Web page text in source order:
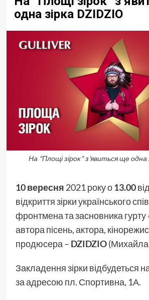
одна зірка DZIDZIO
На "Площі зірок" з'явиться ще одна
10 вересня 2021 року о13.00
відкриття зірки українського
фронтмена та засновника гурту
автора пісень, актора,
продюсера – DZIDZIO
Закладення зірки відбудеться
за адресою пл. Спортивна, 1А.